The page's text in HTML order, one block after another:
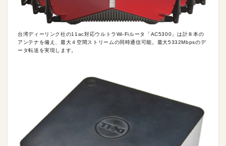
台湾ディーリンク社の11ac対応ウルトラWi-Fiルータ「AC5300」は計８本の
アンテナを備え、最大４空間ストリームの同時通信可能。最大5332Mbpsのデ
ータ転送を実現します。